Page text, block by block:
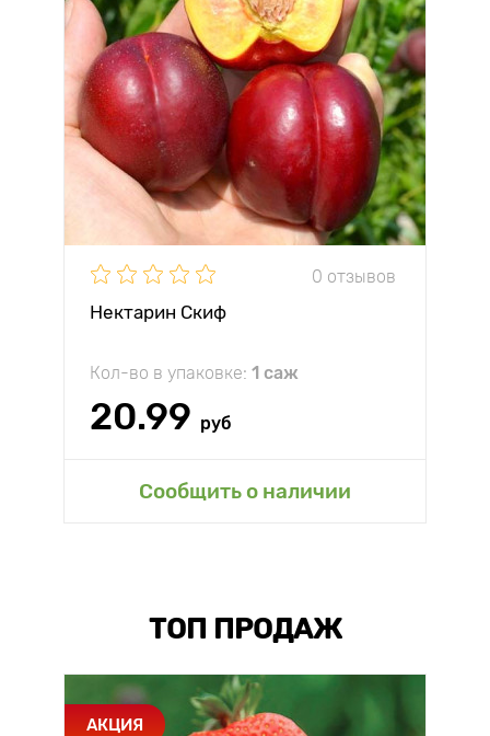
0 отзывов
Нектарин Скиф
Кол-во в упаковке: 1 саж
20.99 руб
Сообщить о наличии
ТОП ПРОДАЖ
АКЦИЯ